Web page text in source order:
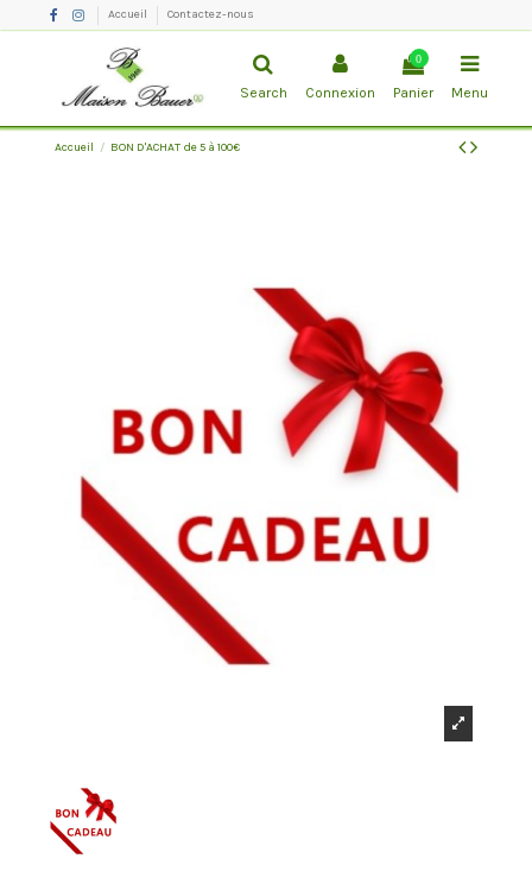
Accueil Contactez-nous
Search Connexion
0
Panier Menu
Accueil BON D'ACHAT de 5 à 100€